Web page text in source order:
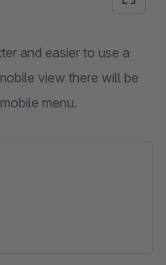
and easier to use a
view there will be
menu.